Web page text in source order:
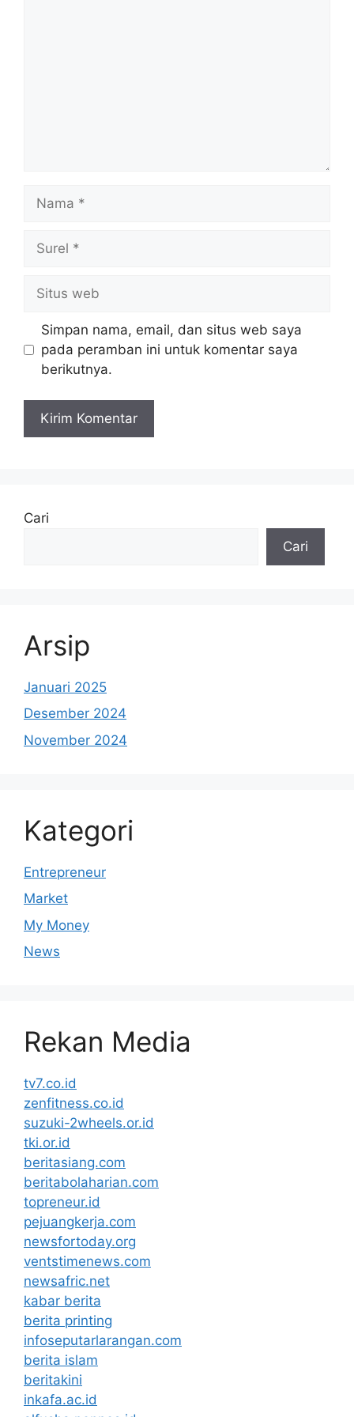
Nama
Surel
Situs
web
Simpan nama, email, dan situs web saya
pada peramban ini untuk komentar saya
berikutnya.
Cari
Cari
Arsip
Januari 2025
Desember 2024
November 2024
Kategori
Entrepreneur
Market
My Money
News
Rekan Media
tv7.co.id
zenfitness.co.id
suzuki-2wheels.or.id
tki.or.id
beritasiang.com
beritabolaharian.com
topreneur.id
pejuangkerja.com
newsfortoday.org
ventstimenews.com
newsafric.net
kabar berita
berita printing
infoseputarlarangan.com
berita islam
beritakini
inkafa.ac.id